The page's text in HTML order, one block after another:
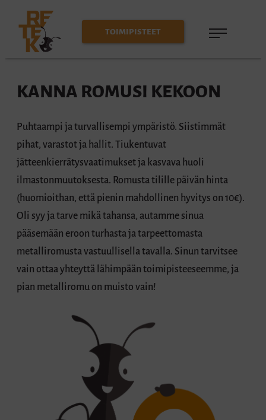
Siirry
suoraan
sisältöön
Reteko
kekoon
TOIMIPISTEET
KANNA ROMUSI KEKOON
Puhtaampi ja turvallisempi ympäristö. Siistimmät
pihat, varastot ja hallit. Tiukentuvat
jätteenkierrätysvaatimukset ja kasvava huoli
ilmastonmuutoksesta. Romusta tilille päivän hinta
(huomioithan, että pienin mahdollinen hyvitys on 10€).
Oli syy ja tarve mikä tahansa, autamme sinua
pääsemään eroon turhasta ja tarpeettomasta
metalliromusta vastuullisella tavalla. Sinun tarvitsee
vain ottaa yhteyttä lähimpään toimipisteeseemme, ja
pian metalliromu on muisto vain!